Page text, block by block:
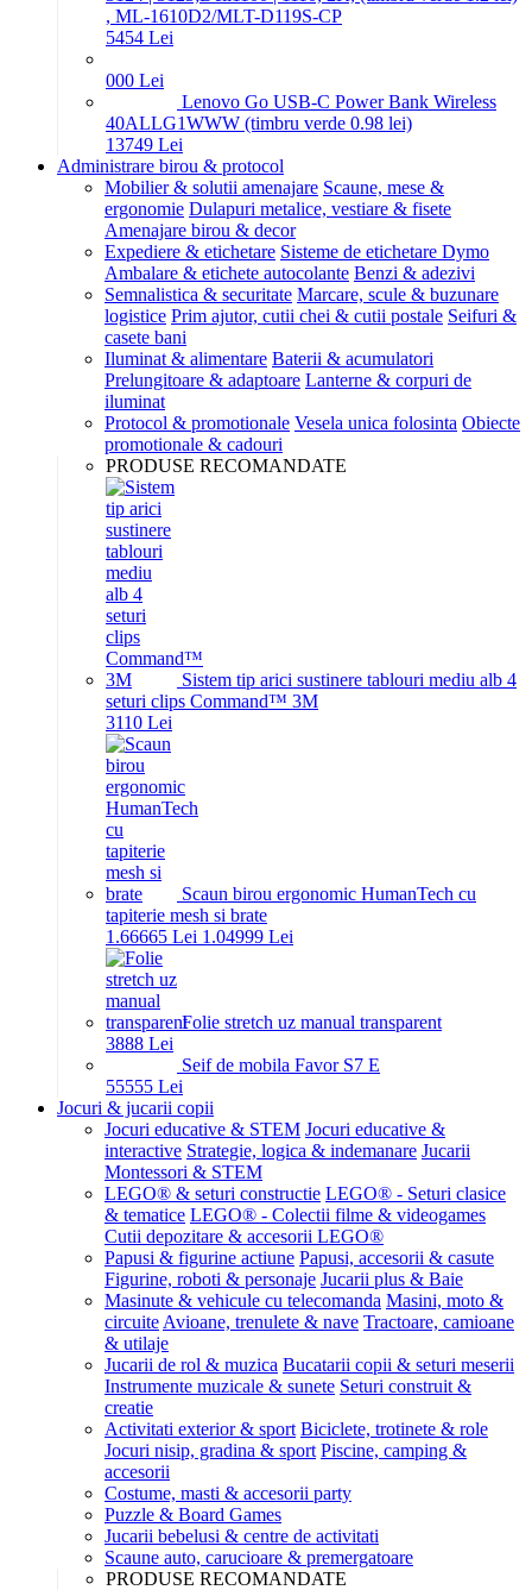
, ML-1610D2/MLT-D119S-CP
5454 Lei
000 Lei
Lenovo Go USB-C Power Bank Wireless
40ALLG1WWW (timbru verde 0.98 lei)
13749 Lei
Administrare birou & protocol
Mobilier & solutii amenajare Scaune, mese &
ergonomie Dulapuri metalice, vestiare & fisete
Amenajare birou & decor
Expediere & etichetare Sisteme de etichetare Dymo
Ambalare & etichete autocolante Benzi & adezivi
Semnalistica & securitate Marcare, scule & buzunare
logistice Prim ajutor, cutii chei & cutii postale Seifuri &
casete bani
Iluminat & alimentare Baterii & acumulatori
Prelungitoare & adaptoare Lanterne & corpuri de
iluminat
Protocol & promotionale Vesela unica folosinta Obiecte
promotionale & cadouri
PRODUSE RECOMANDATE
Sistem tip arici sustinere tablouri mediu alb 4
seturi clips Command™ 3M
3110 Lei
Scaun birou ergonomic HumanTech cu
tapiterie mesh si brate
1.66665 Lei 1.04999 Lei
Folie stretch uz manual transparent
3888 Lei
Seif de mobila Favor S7 E
55555 Lei
Jocuri & jucarii copii
Jocuri educative & STEM Jocuri educative &
interactive Strategie, logica & indemanare Jucarii
Montessori & STEM
LEGO® & seturi constructie LEGO® - Seturi clasice
& tematice LEGO® - Colectii filme & videogames
Cutii depozitare & accesorii LEGO®
Papusi & figurine actiune Papusi, accesorii & casute
Figurine, roboti & personaje Jucarii plus & Baie
Masinute & vehicule cu telecomanda Masini, moto &
circuite Avioane, trenulete & nave Tractoare, camioane
& utilaje
Jucarii de rol & muzica Bucatarii copii & seturi meserii
Instrumente muzicale & sunete Seturi construit &
creatie
Activitati exterior & sport Biciclete, trotinete & role
Jocuri nisip, gradina & sport Piscine, camping &
accesorii
Costume, masti & accesorii party
Puzzle & Board Games
Jucarii bebelusi & centre de activitati
Scaune auto, carucioare & premergatoare
PRODUSE RECOMANDATE